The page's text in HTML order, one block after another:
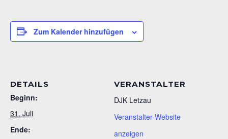
Zum Kalender hinzufügen
DETAILS
Beginn:
31. Juli
Ende:
VERANSTALTER
DJK Letzau
Veranstalter-Website
anzeigen